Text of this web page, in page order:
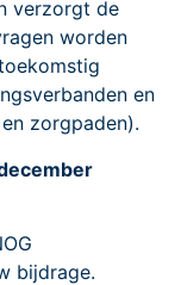
verzorgt de
worden
en
zorgpaden).
bijdrage.